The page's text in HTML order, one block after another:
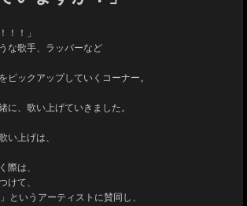
！！」
な歌手、ラッパーなど
ピックアップしていくコーナー。
に、歌い上げていきました。
い上げは、
際は、
けて、
というアーティストに賛同し、